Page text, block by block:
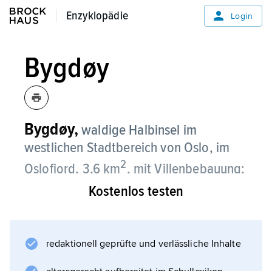
Enzyklopädie
Enzyklopädie Login
Bygdøy
Bygdøy, waldige Halbinsel im
westlichen Stadtbereich von Oslo, im
Oslofjord, 3,6 km2, mit Villenbebauung;
Norwegisches Seefahrtsmuseum,
Wikingerschiffe, Framhaus mit
Kostenlos testen
redaktionell geprüfte und verlässliche Inhalte